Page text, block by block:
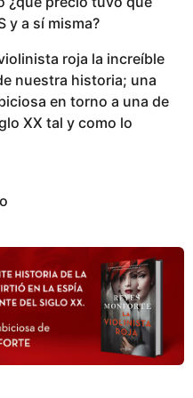
y a sí misma?
roja la increíble
nuestra historia; una
en torno a una de
XX tal y como lo